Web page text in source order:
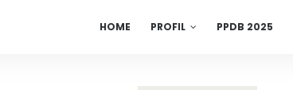
HOME PROFIL PPDB 2025